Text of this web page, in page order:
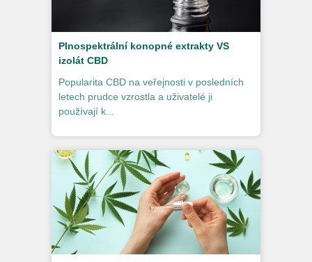
Plnospektrální konopné extrakty VS
izolát CBD
Popularita CBD na veřejnosti v posledních
letech prudce vzrostla a uživatelé ji
používají k...